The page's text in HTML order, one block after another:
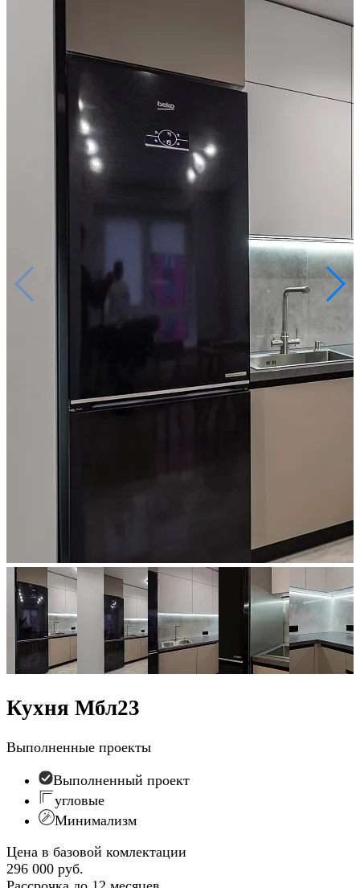
Кухня Мбл23
Выполненные проекты
Выполненный проект
угловые
Минимализм
Цена в базовой комлектации
296 000 руб.